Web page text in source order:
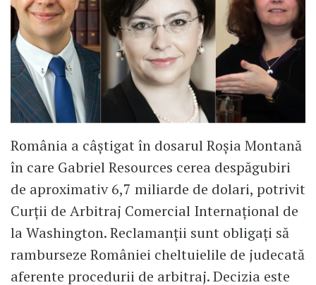
România a câștigat în dosarul Roșia Montană
în care Gabriel Resources cerea despăgubiri
de aproximativ 6,7 miliarde de dolari, potrivit
Curții de Arbitraj Comercial Internațional de
la Washington. Reclamanții sunt obligați să
ramburseze României cheltuielile de judecată
aferente procedurii de arbitraj. Decizia este